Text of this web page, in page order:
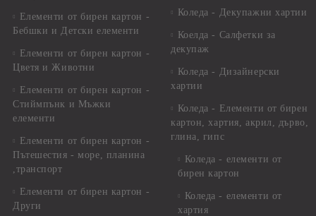
Елементи от бирен картон -
Бебшки и Детски елементи
Елементи от бирен картон -
Цветя и Животни
Елементи от бирен картон -
Стиймпънк и Мъжки
елементи
Елементи от бирен картон -
Пътешестия - море, планина
,транспорт
Елементи от бирен картон -
Други
Коледа - Декупажни хартии
Коелда - Салфетки за
декупаж
Коледа - Дизайнерски
хартии
Коледа - Eлементи от бирен
картон, хартия, акрил, дърво,
глина, гипс
Коледа - елементи от
бирен картон
Коледа - елементи от
хартия